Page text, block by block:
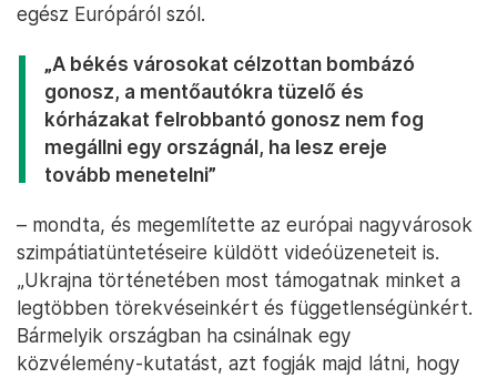
egész Európáról szól.
„A békés városokat célzottan bombázó
gonosz, a mentőautókra tüzelő és
kórházakat felrobbantó gonosz nem fog
megállni egy országnál, ha lesz ereje
tovább menetelni”
– mondta, és megemlítette az európai nagyvárosok
szimpátiatüntetéseire küldött videóüzeneteit is.
„Ukrajna történetében most támogatnak minket a
legtöbben törekvéseinkért és függetlenségünkért.
Bármelyik országban ha csinálnak egy
közvélemény-kutatást, azt fogják majd látni, hogy